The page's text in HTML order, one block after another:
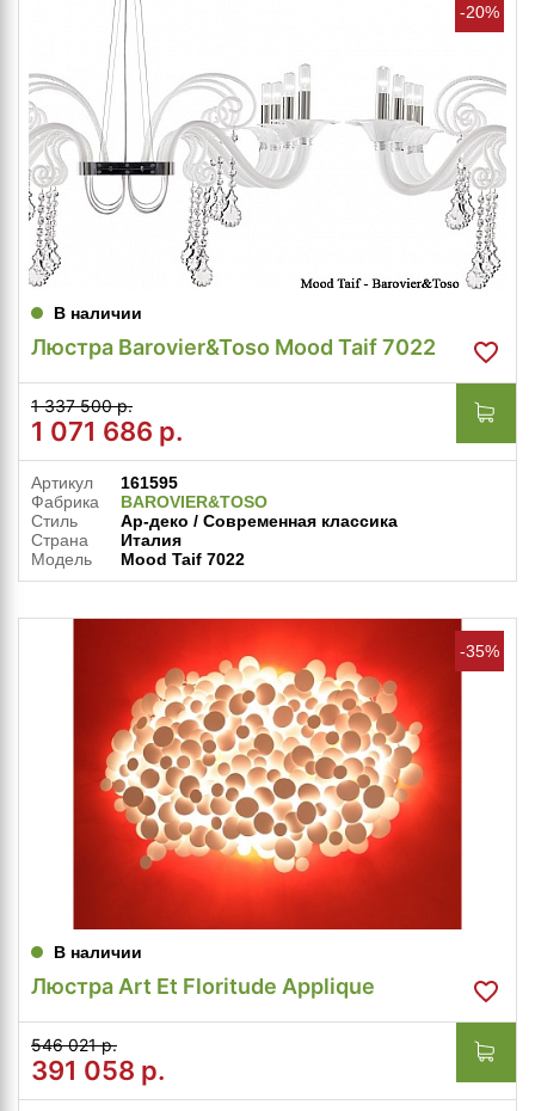
-20%
В наличии
Люстра Barovier&Toso Mood Taif 7022
1 337 500 р.
1 071 686 р.
Артикул
161595
Фабрика
BAROVIER&TOSO
Стиль
Ар-деко / Современная классика
Страна
Италия
Модель
Mood Taif 7022
-35%
В наличии
Люстра Art Et Floritude Applique
546 021 р.
391 058 р.